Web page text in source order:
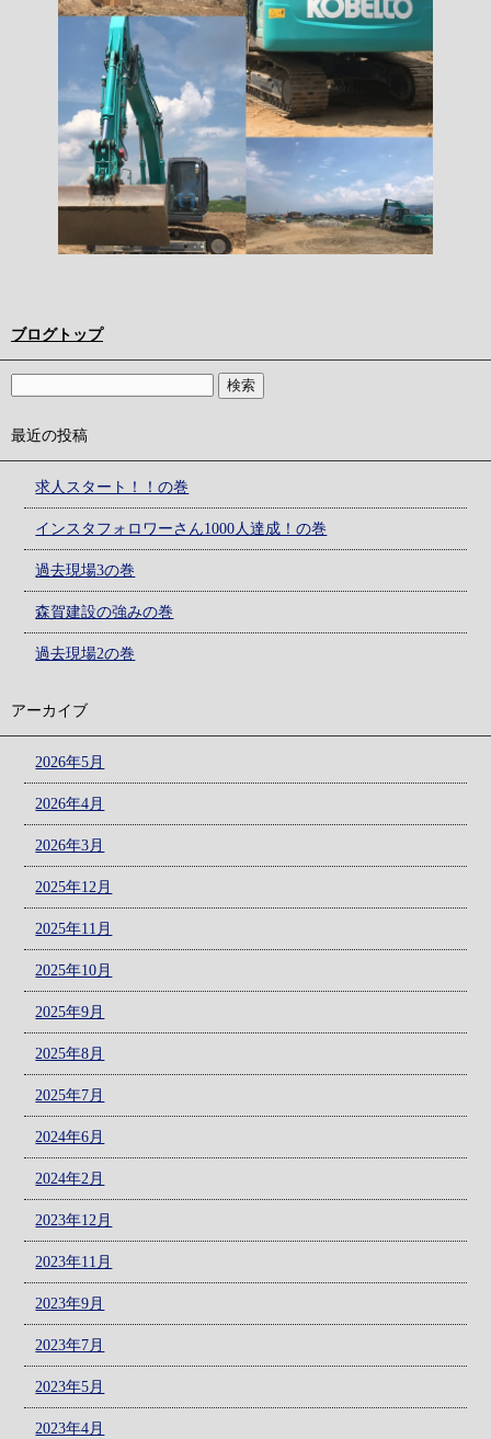
ブログトップ
最近の投稿
求人スタート！！の巻
インスタフォロワーさん1000人達成！の巻
過去現場3の巻
森賀建設の強みの巻
過去現場2の巻
アーカイブ
2026年5月
2026年4月
2026年3月
2025年12月
2025年11月
2025年10月
2025年9月
2025年8月
2025年7月
2024年6月
2024年2月
2023年12月
2023年11月
2023年9月
2023年7月
2023年5月
2023年4月